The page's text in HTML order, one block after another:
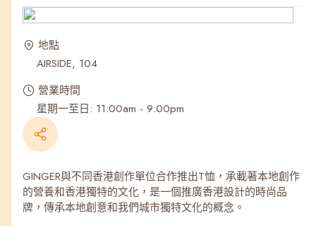
最近搜尋紀錄
地點
AIRSIDE, 104
營業時間
星期一至日: 11:00am - 9:00pm
GINGER與不同香港創作單位合作推出T恤，承載著本地創作
的營養和香港獨特的文化，是一個推廣香港設計的時尚品
牌，傳承本地創意和我們城市獨特文化的概念。